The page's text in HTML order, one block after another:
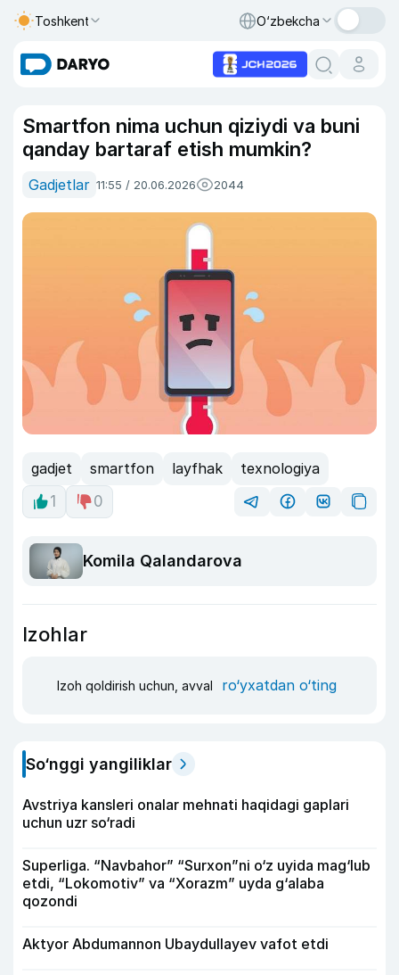
Toshkent O‘zbekcha
Smartfon nima uchun qiziydi va buni
qanday bartaraf etish mumkin?
Gadjetlar 11:55 / 20.06.2026 2044
gadjet smartfon layfhak
texnologiya
1
0
Komila Qalandarova
Izohlar
Izoh qoldirish uchun, avval ro‘yxatdan o‘ting
So‘nggi yangiliklar
Avstriya kansleri onalar mehnati haqidagi gaplari
uchun uzr so‘radi
Superliga. “Navbahor” “Surxon”ni o‘z uyida mag‘lub
etdi, “Lokomotiv” va “Xorazm” uyda g‘alaba
qozondi
Aktyor Abdu­mannon Ubaydullayev vafot etdi